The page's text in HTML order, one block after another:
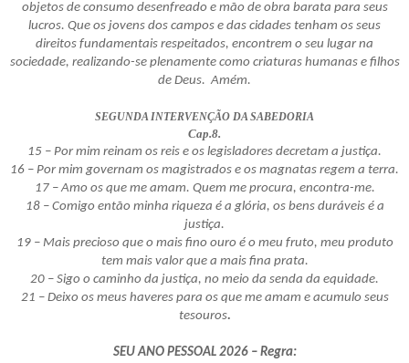
objetos de consumo desenfreado e mão de obra barata para seus
lucros. Que os jovens dos campos e das cidades tenham os seus
direitos fundamentais respeitados, encontrem o seu lugar na
sociedade, realizando-se plenamente como criaturas humanas e filhos
de Deus. Amém.
SEGUNDA INTERVENÇÃO DA SABEDORIA
Cap.8.
15 – Por mim reinam os reis e os legisladores decretam a justiça.
16 – Por mim governam os magistrados e os magnatas regem a terra.
17 – Amo os que me amam. Quem me procura, encontra-me.
18 – Comigo então minha riqueza é a glória, os bens duráveis é a
justiça.
19 – Mais precioso que o mais fino ouro é o meu fruto, meu produto
tem mais valor que a mais fina prata.
20 – Sigo o caminho da justiça, no meio da senda da equidade.
21 – Deixo os meus haveres para os que me amam e acumulo seus
tesouros.
SEU ANO PESSOAL 2026 – Regra: